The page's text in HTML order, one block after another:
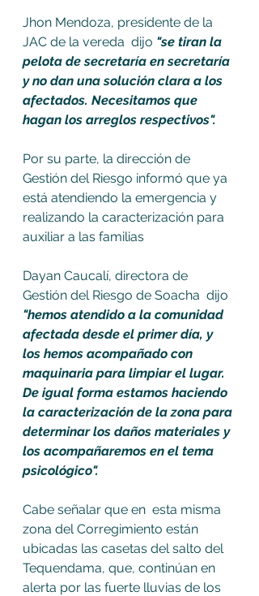
Jhon Mendoza, presidente de la
JAC de la vereda  dijo "se tiran la
pelota de secretaría en secretaría
y no dan una solución clara a los
afectados. Necesitamos que
hagan los arreglos respectivos".
Por su parte, la dirección de
Gestión del Riesgo informó que ya
está atendiendo la emergencia y
realizando la caracterización para
auxiliar a las familias
Dayan Caucalí, directora de
Gestión del Riesgo de Soacha  dijo
"hemos atendido a la comunidad
afectada desde el primer día, y
los hemos acompañado con
maquinaria para limpiar el lugar.
De igual forma estamos haciendo
la caracterización de la zona para
determinar los daños materiales y
los acompañaremos en el tema
psicológico".
Cabe señalar que en  esta misma
zona del Corregimiento están
ubicadas las casetas del salto del
Tequendama, que, continúan en
alerta por las fuerte lluvias de los